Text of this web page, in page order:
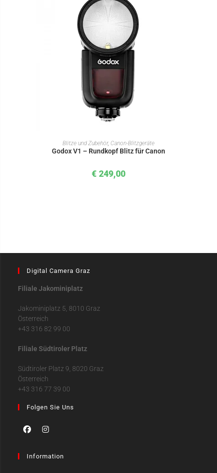
IN DEN WARENKORB
Blitze und Zubehör, Canon-Blitzgeräte
Godox V1 – Rundkopf Blitz für Canon
€ 249,00
Digital Camera Graz
Filiale Jakominiplatz
Jakominiplatz 5, 8010 Graz
Österreich
+43 316 82 99 00
Filiale Südtiroler Platz
Südtiroler Platz 9, 8020 Graz
Österreich
+43 316 77 39 00
Folgen Sie Uns
Information